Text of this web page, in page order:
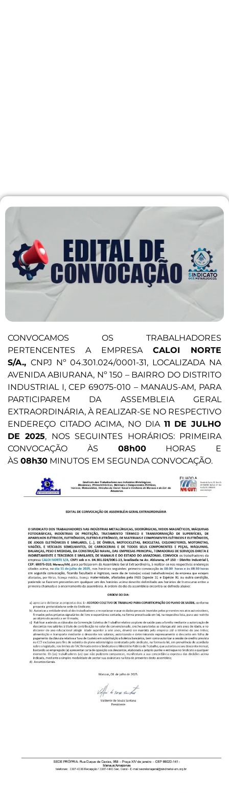
CONVOCAMOS OS TRABALHADORES
PERTENCENTES A EMPRESA CALOI NORTE
S/A., CNPJ Nº 04.301.024/0001-31, LOCALIZADA NA
AVENIDA ABIURANA, Nº 150 – BAIRRO DO DISTRITO
INDUSTRIAL I, CEP 69075-010 – MANAUS-AM, PARA
PARTICIPAREM DA ASSEMBLEIA GERAL
EXTRAORDINÁRIA, À REALIZAR-SE NO RESPECTIVO
ENDEREÇO CITADO ACIMA, NO DIA 11 DE JULHO
DE 2025, NOS SEGUINTES HORÁRIOS: PRIMEIRA
CONVOCAÇÃO ÀS 08h00HORAS E
ÀS 08h30 MINUTOS EM SEGUNDA CONVOCAÇÃO.